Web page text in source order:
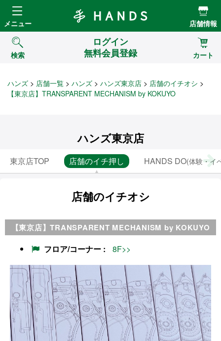
Hands ハンズ
メニュー 店舗情報
検索
ログイン
無料会員登録
カート
ハンズ 店舗一覧 ハンズ ハンズ東京店
店舗のイチオシ
【東京店】TRANSPARENT MECHANISM by KOKUYO
ハンズ東京店
東京店TOP 店舗のイチ押し HANDS DO(体験・イ
店舗のイチオシ
【東京店】TRANSPARENT MECHANISM by KOKUYO
フロア/コーナー 8F>>